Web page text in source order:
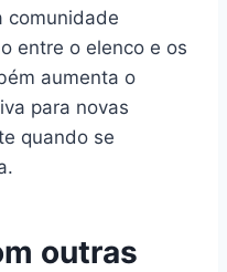
comunidade
entre o elenco e os
aumenta o
para novas
quando se
outras